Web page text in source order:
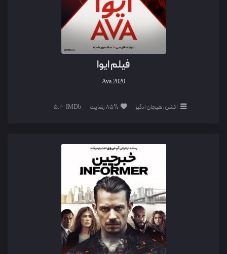
فیلم ایوا
Ava 2020
اکشن، هیجان انگیز 85% رضایت 5.4